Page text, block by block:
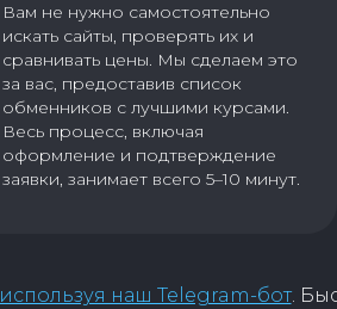
Вам не нужно самостоятельно
искать сайты, проверять их и
сравнивать цены. Мы сделаем это
за вас, предоставив список
обменников с лучшими курсами.
Весь процесс, включая
оформление и подтверждение
заявки, занимает всего 5–10 минут.
используя наш Telegram-бот.